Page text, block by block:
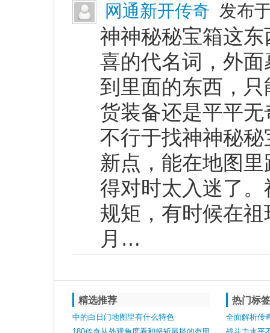
网通新开传奇 发布
神神秘秘宝箱这
喜的代名词，外
到里面的东西，
货装备还是平平
不行于找神神秘
新点，能在地图
得对时太入迷了
规矩，有时候在
月…
精选推荐
中的白日门地图里有什么特色
热门标
全面解析传